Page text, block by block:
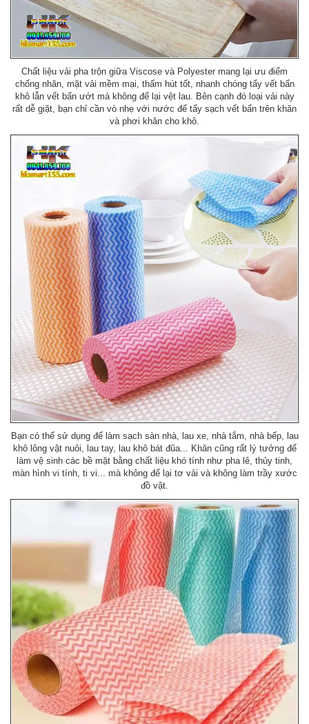
Chất liệu vải pha trộn giữa Viscose và Polyester mang lại ưu điểm
chống nhăn, mặt vải mềm mại, thấm hút tốt, nhanh chóng tẩy vết bẩn
khô lẫn vết bẩn ướt mà không để lại vệt lau. Bên cạnh đó loại vải này
rất dễ giặt, bạn chỉ cần vò nhẹ với nước để tẩy sạch vết bẩn trên khăn
và phơi khăn cho khô.
Bạn có thể sử dụng để làm sạch sàn nhà, lau xe, nhà tắm, nhà bếp, lau
khô lông vật nuôi, lau tay, lau khô bát đũa... Khăn cũng rất lý tưởng để
làm vệ sinh các bề mặt bằng chất liệu khó tính như pha lê, thủy tinh,
màn hình vi tính, ti vi... mà không để lại tơ vải và không làm trầy xước
đồ vật.